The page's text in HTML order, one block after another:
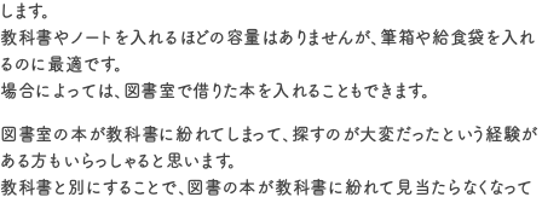
します。
教科書やノートを入れるほどの容量はありませんが、筆箱や給食袋を入れ
るのに最適です。
場合によっては、図書室で借りた本を入れることもできます。
図書室の本が教科書に紛れてしまって、探すのが大変だったという経験が
ある方もいらっしゃると思います。
教科書と別にすることで、図書の本が教科書に紛れて見当たらなくなって